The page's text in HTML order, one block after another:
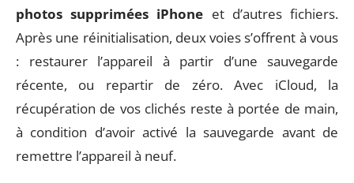
photos supprimées iPhone et d’autres fichiers.
Après une réinitialisation, deux voies s’offrent à vous
: restaurer l’appareil à partir d’une sauvegarde
récente, ou repartir de zéro. Avec iCloud, la
récupération de vos clichés reste à portée de main,
à condition d’avoir activé la sauvegarde avant de
remettre l’appareil à neuf.